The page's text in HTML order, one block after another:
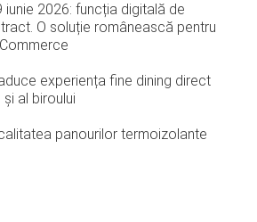
iunie 2026: funcția digitală de
O soluție românească pentru
experiența fine dining direct
al biroului
panourilor termoizolante